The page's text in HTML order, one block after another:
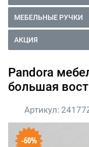
МЕБЕЛЬНЫЕ РУЧКИ
АКЦИЯ
Pandora
большая
Артикул:
-60%